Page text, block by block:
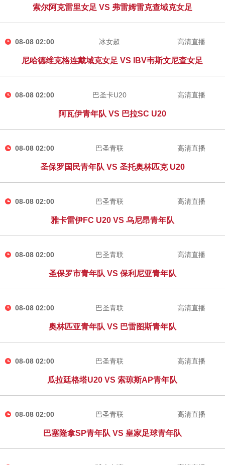
索尔阿克雷里女足 VS 弗雷姆雷克查域克女足
08-08 02:00 冰女超
尼哈德维克格连戴域克女足 VS IBV韦斯文尼查女足
高清直播
08-08 02:00 巴圣卡U20
阿瓦伊青年队 VS 巴拉SC U20
高清直播
08-08 02:00 巴圣青联
圣保罗国民青年队 VS 圣托奥林匹克 U20
高清直播
08-08 02:00 巴圣青联
雅卡雷伊FC U20 VS 乌尼昂青年队
高清直播
08-08 02:00 巴圣青联
圣保罗市青年队 VS 保利尼亚青年队
高清直播
08-08 02:00 巴圣青联
奥林匹亚青年队 VS 巴雷图斯青年队
高清直播
08-08 02:00 巴圣青联
瓜拉廷格塔U20 VS 索琼斯AP青年队
高清直播
08-08 02:00 巴圣青联
巴塞隆拿SP青年队 VS 皇家足球青年队
高清直播